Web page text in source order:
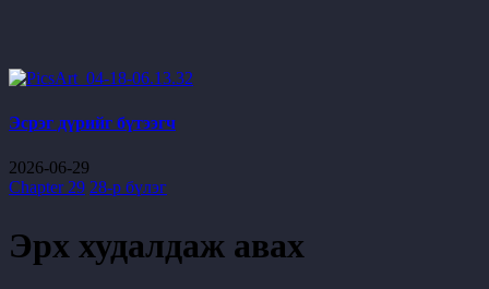
Эсрэг дүрийг бүтээгч
2026-06-29
Chapter 29 28-р бүлэг
Эрх худалдаж авах